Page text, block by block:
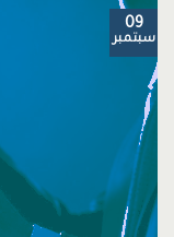
09
سبتمبر